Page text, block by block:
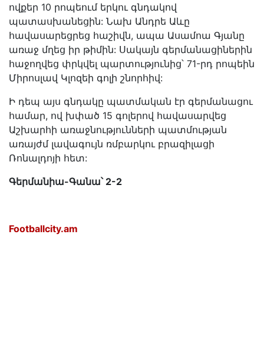
ովքեր 10 րոպեում երկու գնդակով
պատասխանեցին: Նախ Անդրե Աևը
հավասարեցրեց հաշիվն, ապա Ասամոա Գյանը
առաջ մղեց իր թիմին: Սակայն գերմանացիներին
հաջողվեց փրկվել պարտությունից՝ 71-րդ րոպեին
Միրոսլավ Կլոզեի գոլի շնորհիվ:
Ի դեպ այս գնդակը պատմական էր գերմանացու
համար, ով խփած 15 գոլերով հավասարվեց
Աշխարհի առաջնությունների պատմության
առայժմ լավագույն ռմբարկու բրազիլացի
Ռոնալդոյի հետ:
Գերմանիա-Գանա՝ 2-2
Footballcity.am